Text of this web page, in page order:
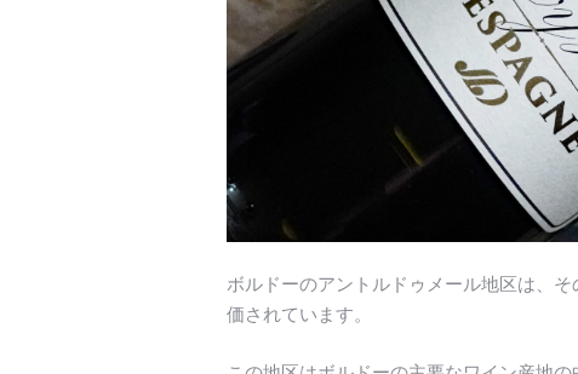
ボルドーのアントルドゥメール地区は、
価されています。